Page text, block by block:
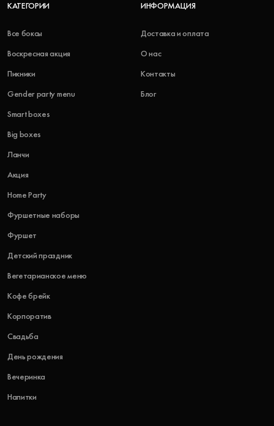
КАТЕГОРИИ
Все боксы
Воскресная акция
Пикники
Gender party menu
Smart boxes
Big boxes
Ланчи
Акция
Home Party
Фуршетные наборы
Фуршет
Детский праздник
Вегетарианское меню
Кофе брейк
Корпоратив
Свадьба
День рождения
Вечеринка
Напитки
ИНФОРМАЦИЯ
Доставка и оплата
О нас
Контакты
Блог